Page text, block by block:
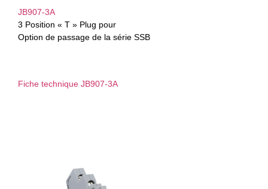
JB907-3A
3 Position « T » Plug pour
Option de passage de la série SSB
Fiche technique JB907-3A